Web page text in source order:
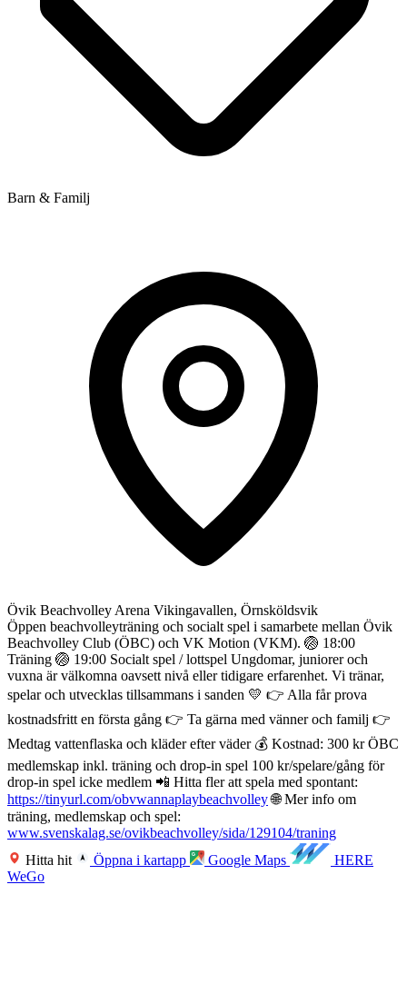
Barn & Familj
Övik Beachvolley Arena Vikingavallen, Örnsköldsvik
Öppen beachvolleyträning och socialt spel i samarbete mellan Övik
Beachvolley Club (ÖBC) och VK Motion (VKM). 🏐 18:00
Träning 🏐 19:00 Socialt spel / lottspel Ungdomar, juniorer och
vuxna är välkomna oavsett nivå eller tidigare erfarenhet. Vi tränar,
spelar och utvecklas tillsammans i sanden 💛 👉 Alla får prova
kostnadsfritt en första gång 👉 Ta gärna med vänner och familj 👉
Medtag vattenflaska och kläder efter väder 💰 Kostnad: 300 kr ÖBC
medlemskap inkl. träning och drop-in spel 100 kr/spelare/gång för
drop-in spel icke medlem 📲 Hitta fler att spela med spontant:
https://tinyurl.com/obvwannaplaybeachvolley🌐 Mer info om
träning, medlemskap och spel:
www.svenskalag.se/ovikbeachvolley/sida/129104/traning
Hitta hit
Öppna i kartapp Google Maps
HERE
WeGo